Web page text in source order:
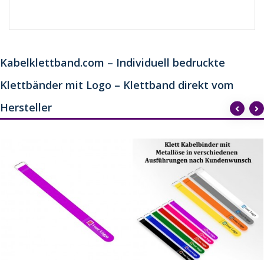
Kabelklettband.com – Individuell bedruckte
Klettbänder mit Logo – Klettband direkt vom
Hersteller